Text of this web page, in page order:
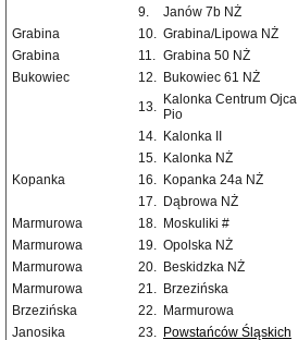
9.
Janów 7b NŻ
Grabina
10. Grabina/Lipowa NŻ
Grabina
11. Grabina 50 NŻ
Bukowiec
12. Bukowiec 61 NŻ
13. Kalonka Centrum Ojca
Pio
14. Kalonka II
15. Kalonka NŻ
Kopanka
16. Kopanka 24a NŻ
17. Dąbrowa NŻ
Marmurowa
18. Moskuliki #
Marmurowa
19. Opolska NŻ
Marmurowa
20. Beskidzka NŻ
Marmurowa
21. Brzezińska
Brzezińska
22. Marmurowa
Janosika
23. Powstańców Śląskich